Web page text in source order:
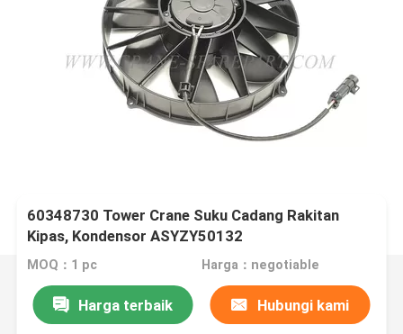
60348730 Tower Crane Suku Cadang Rakitan
Kipas, Kondensor ASYZY50132
MOQ：1 pc Harga：negotiable
Harga terbaik Hubungi kami